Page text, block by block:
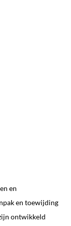
en
en toewijding
ontwikkeld